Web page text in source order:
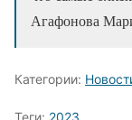
Агафонова
Категории: